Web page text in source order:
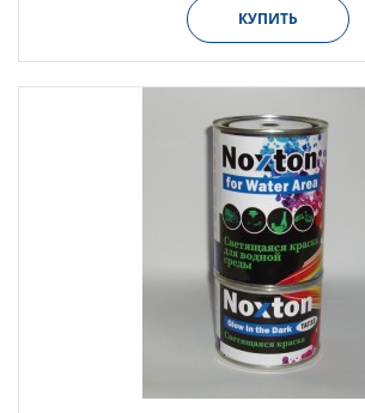
КУПИТЬ